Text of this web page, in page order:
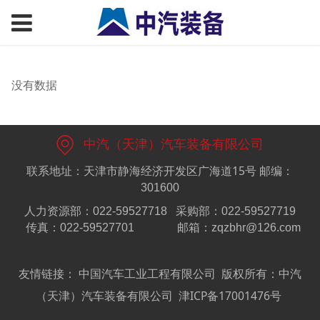
没有数据
中汽（天津）汽车装备有限公司
联系地址：天津市静海经济开发区广海道15号 邮编：
301600
人力资源部：022-59527718 采购部：022-59527719
传真：022-59527701 邮箱：zqzbhr@126.com
友情链接： 中国汽车工业工程有限公司 版权所有：中汽
（天津）汽车装备有限公司 津ICP备17001476号